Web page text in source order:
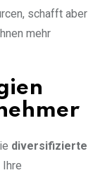
schafft aber
mehr
diversifizierte